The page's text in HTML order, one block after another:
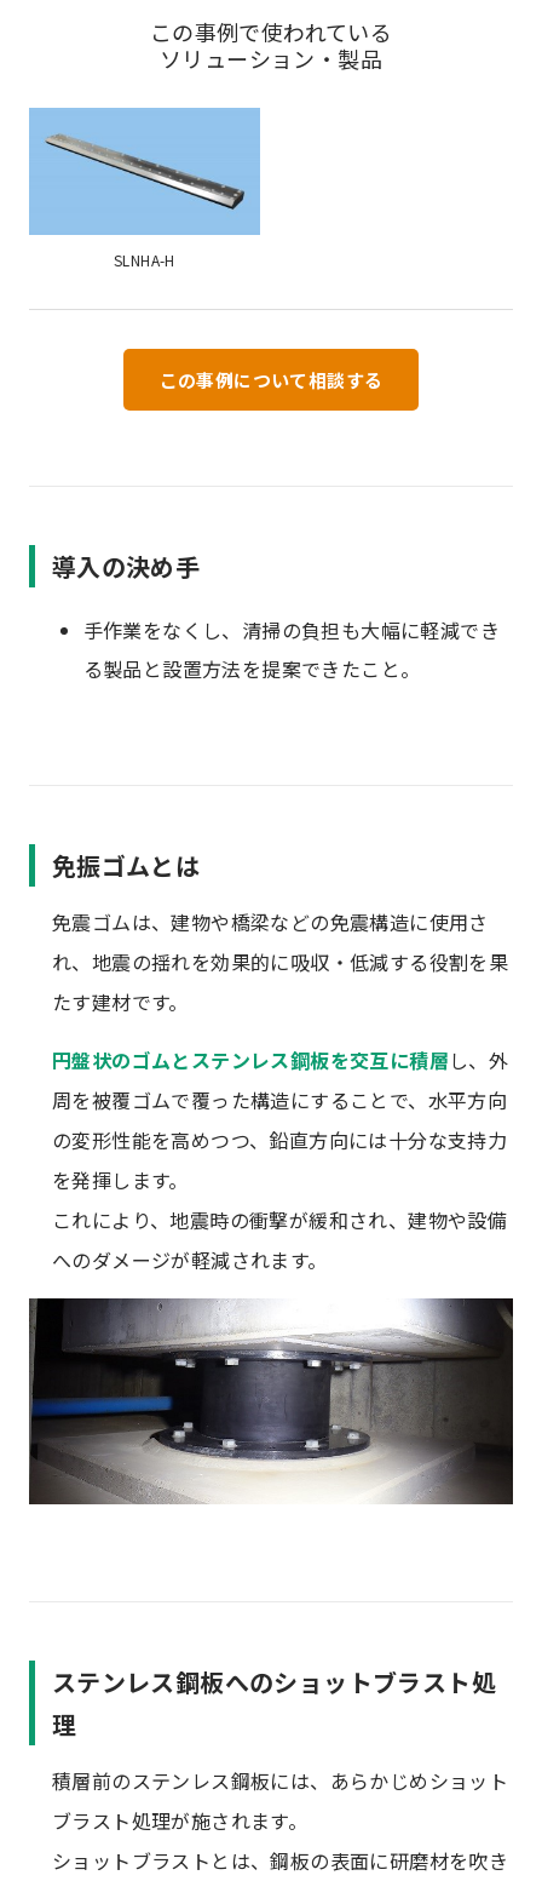
この事例で使われている
ソリューション・製品
SLNHA-H
この事例について相談する
導入の決め手
手作業をなくし、清掃の負担も大幅に軽減でき
る製品と設置方法を提案できたこと。
免振ゴムとは
免震ゴムは、建物や橋梁などの免震構造に使用さ
れ、地震の揺れを効果的に吸収・低減する役割を果
たす建材です。
円盤状のゴムとステンレス鋼板を交互に積層し、外
周を被覆ゴムで覆った構造にすることで、水平方向
の変形性能を高めつつ、鉛直方向には十分な支持力
を発揮します。
これにより、地震時の衝撃が緩和され、建物や設備
へのダメージが軽減されます。
ステンレス鋼板へのショットブラスト処
理
積層前のステンレス鋼板には、あらかじめショット
ブラスト処理が施されます。
ショットブラストとは、鋼板の表面に研磨材を吹き